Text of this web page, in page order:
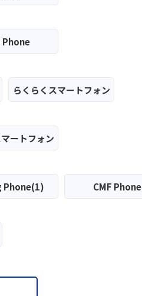
Phone
らくらくスマートフォン
ートフォン
Phone(1) CMF Phone